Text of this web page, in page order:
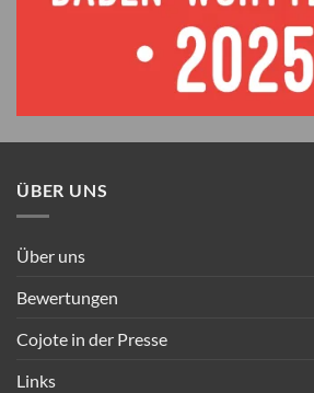
ÜBER UNS
Über uns
Bewertungen
Cojote in der Presse
Links